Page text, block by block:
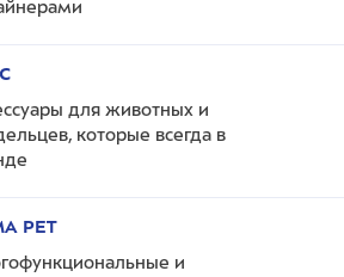
для животных и
которые всегда в
PET
и